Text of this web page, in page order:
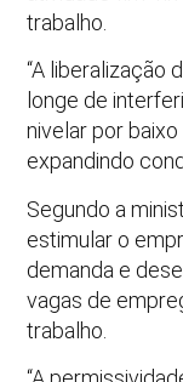
trabalho.
“A liberalização
longe de
nivelar por
expandindo
Segundo a
estimular o
demanda e
vagas de
trabalho.